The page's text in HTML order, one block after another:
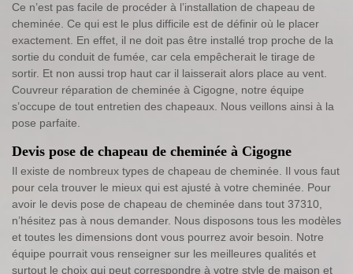
Ce n’est pas facile de procéder à l’installation de chapeau de
cheminée. Ce qui est le plus difficile est de définir où le placer
exactement. En effet, il ne doit pas être installé trop proche de la
sortie du conduit de fumée, car cela empêcherait le tirage de
sortir. Et non aussi trop haut car il laisserait alors place au vent.
Couvreur réparation de cheminée à Cigogne, notre équipe
s’occupe de tout entretien des chapeaux. Nous veillons ainsi à la
pose parfaite.
Devis pose de chapeau de cheminée à Cigogne
Il existe de nombreux types de chapeau de cheminée. Il vous faut
pour cela trouver le mieux qui est ajusté à votre cheminée. Pour
avoir le devis pose de chapeau de cheminée dans tout 37310,
n’hésitez pas à nous demander. Nous disposons tous les modèles
et toutes les dimensions dont vous pourrez avoir besoin. Notre
équipe pourrait vous renseigner sur les meilleures qualités et
surtout le choix qui peut correspondre à votre style de maison et